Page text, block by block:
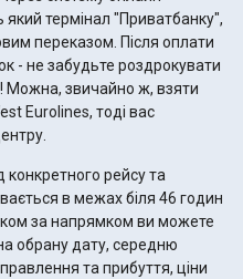
термінал "Приватбанку",
Після оплати
- не забудьте роздрокувати
Можна, звичайно ж, взяти
Eurolines, тоді вас
конкретного рейсу та
в межах біля 46 годин
обрану дату, середню
та прибуття, ціни